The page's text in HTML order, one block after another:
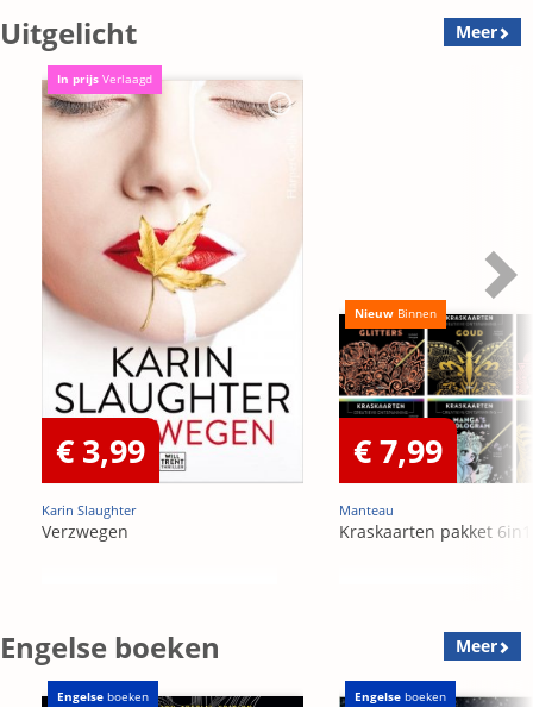
Uitgelicht Meer
In prijs Verlaagd
€ 3,99
Karin Slaughter
Verzwegen
Nieuw Binnen
€ 7,99
Manteau
Kraskaarten pakket 6in1
Engelse boeken Meer
Engelse boeken Engelse boeken